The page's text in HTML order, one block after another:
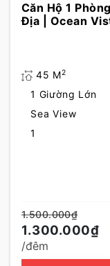
Căn Hộ 1
Địa | Ocean
45 M2
1 Giường Lớn
Sea View
1
1.500.000₫
1.300.000₫
/đêm